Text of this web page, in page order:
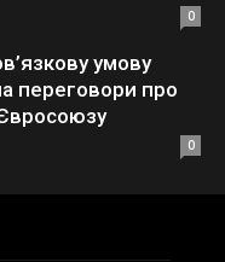
0
умову
переговори про
0